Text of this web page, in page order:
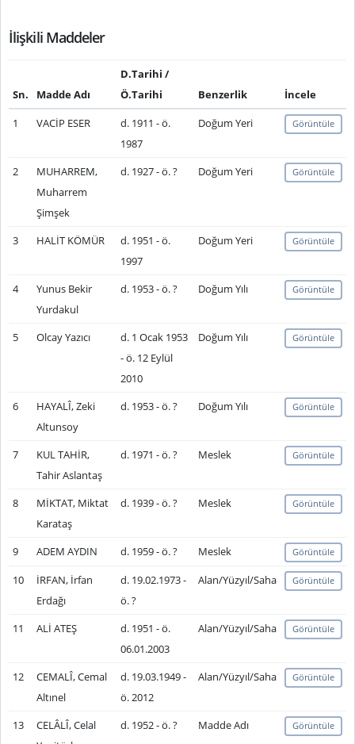
İlişkili Maddeler
Sn. Madde Adı
D.Tarihi /
Ö.Tarihi
Benzerlik
İncele
1
VACİP ESER
d. 1911 - ö.
1987
Doğum Yeri Görüntüle
2
MUHARREM,
Muharrem
Şimşek
d. 1927 - ö. ? Doğum Yeri Görüntüle
3 HALİT KÖMÜR
d. 1951 - ö.
1997
Doğum Yeri Görüntüle
4
Yunus Bekir
Yurdakul
d. 1953 - ö. ? Doğum Yılı Görüntüle
5 Olcay Yazıcı
d. 1 Ocak 1953
- ö. 12 Eylül
2010
Doğum Yılı Görüntüle
6
HAYALÎ, Zeki
Altunsoy
d. 1953 - ö. ? Doğum Yılı Görüntüle
7
KUL TAHİR,
Tahir Aslantaş
d. 1971 - ö. ? Meslek Görüntüle
8
MİKTAT, Miktat
Karataş
d. 1939 - ö. ? Meslek Görüntüle
9 ADEM AYDIN d. 1959 - ö. ? Meslek Görüntüle
10
İRFAN, İrfan
Erdağı
d. 19.02.1973 -
ö. ?
Alan/Yüzyıl/Saha Görüntüle
11 ALİ ATEŞ
d. 1951 - ö.
06.01.2003
Alan/Yüzyıl/Saha Görüntüle
12
CEMALÎ, Cemal
Altınel
d. 19.03.1949 -
ö. 2012
Alan/Yüzyıl/Saha Görüntüle
13
CELÂLÎ, Celal
d. 1952 - ö. ? Madde Adı Görüntüle